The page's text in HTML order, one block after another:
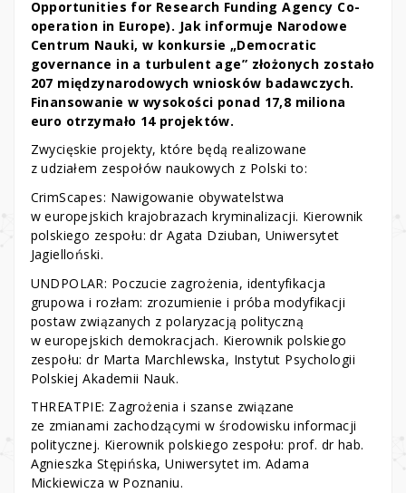
Opportunities for Research Funding Agency Co-
operation in Europe). Jak informuje Narodowe
Centrum Nauki, w konkursie „Democratic
governance in a turbulent age” złożonych zostało
207 międzynarodowych wniosków badawczych.
Finansowanie w wysokości ponad 17,8 miliona
euro otrzymało 14 projektów.
Zwycięskie projekty, które będą realizowane
z udziałem zespołów naukowych z Polski to:
CrimScapes: Nawigowanie obywatelstwa
w europejskich krajobrazach kryminalizacji. Kierownik
polskiego zespołu: dr Agata Dziuban, Uniwersytet
Jagielloński.
UNDPOLAR: Poczucie zagrożenia, identyfikacja
grupowa i rozłam: zrozumienie i próba modyfikacji
postaw związanych z polaryzacją polityczną
w europejskich demokracjach. Kierownik polskiego
zespołu: dr Marta Marchlewska, Instytut Psychologii
Polskiej Akademii Nauk.
THREATPIE: Zagrożenia i szanse związane
ze zmianami zachodzącymi w środowisku informacji
politycznej. Kierownik polskiego zespołu: prof. dr hab.
Agnieszka Stępińska, Uniwersytet im. Adama
Mickiewicza w Poznaniu.